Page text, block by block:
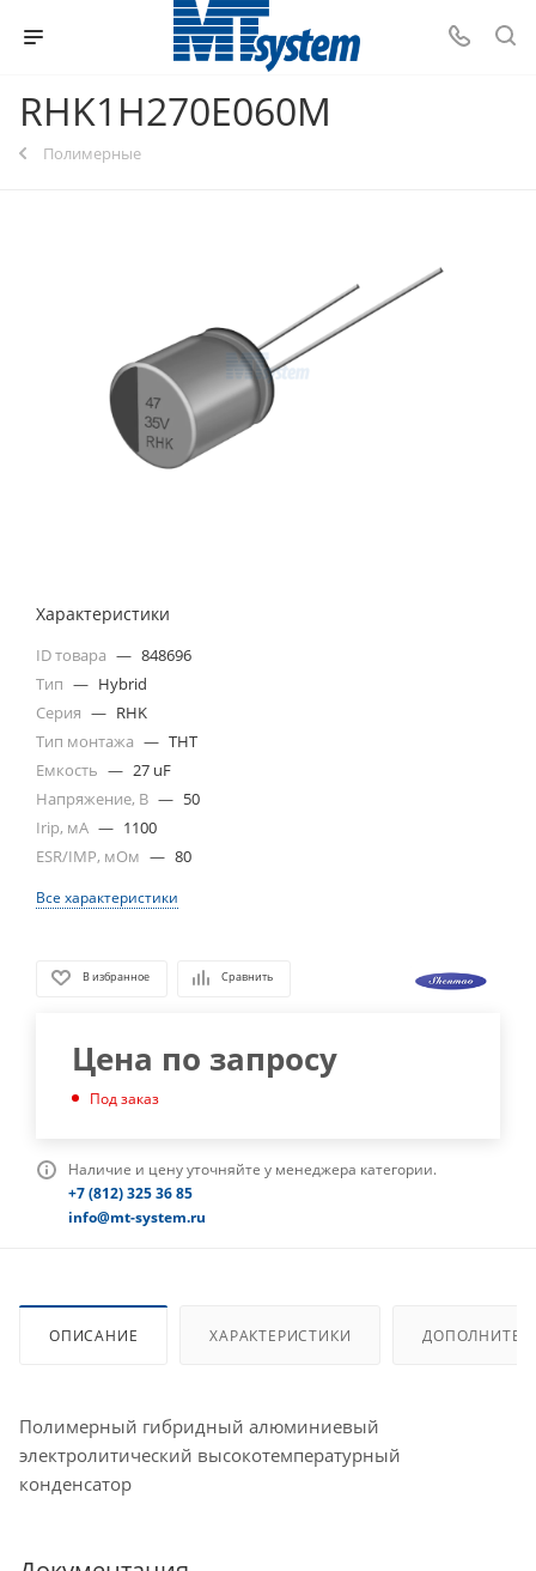
RHK1H270E060M
Полимерные
Характеристики
ID товара — 848696
Тип — Hybrid
Серия — RHK
Тип монтажа — THT
Емкость — 27 uF
Напряжение, В — 50
Irip, мА — 1100
ESR/IMP, мОм — 80
Все характеристики
В избранное Сравнить
Цена по запросу
Под заказ
Наличие и цену уточняйте у менеджера категории.
+7 (812) 325 36 85
info@mt-system.ru
ОПИСАНИЕ ХАРАКТЕРИСТИКИ
Полимерный гибридный алюминиевый
электролитический высокотемпературный
конденсатор